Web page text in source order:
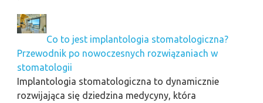
Co to jest implantologia stomatologiczna?
Przewodnik po nowoczesnych rozwiązaniach w
stomatologii
Implantologia stomatologiczna to dynamicznie
rozwijająca się dziedzina medycyny, która